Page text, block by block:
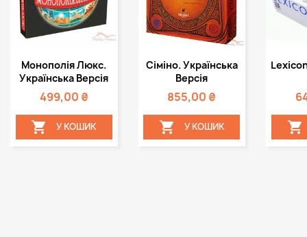
Швидкий
перегляд
Монополія Люкс.
Українська Версія
499,00 ₴
 У КОШИК
Швидкий
перегляд
Сіміно. Українська
Версія
855,00 ₴
 У КОШИК

